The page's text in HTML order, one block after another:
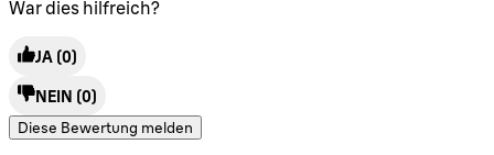
War dies hilfreich?
JA (0)
NEIN (0)
Diese Bewertung melden